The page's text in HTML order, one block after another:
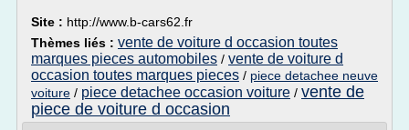
Site : http://www.b-cars62.fr
Thèmes liés : vente de voiture d occasion toutes
marques pieces automobiles / vente de voiture d
occasion toutes marques pieces / piece detachee neuve
voiture / piece detachee occasion voiture / vente de
piece de voiture d occasion